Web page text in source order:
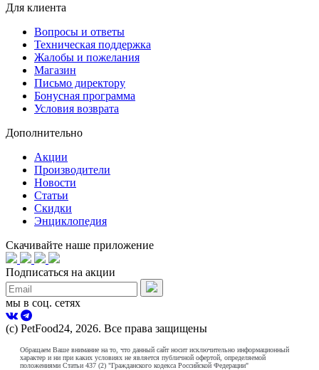
Для клиента
Вопросы и ответы
Техническая поддержка
Жалобы и пожелания
Магазин
Письмо директору
Бонусная программа
Условия возврата
Дополнительно
Акции
Производители
Новости
Статьи
Скидки
Энциклопедия
Скачивайте наше приложение
Подписаться на акции
мы в соц. сетях
(с) PetFood24, 2026. Все права защищены
Обращаем Ваше внимание на то, что данный сайт носит исключительно информационный
характер и ни при каких условиях не является публичной офертой, определяемой
положениями Статьи 437 (2) "Гражданского кодекса Российской Федерации"